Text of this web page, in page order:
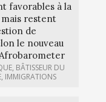
favorables à la
restent
de
le nouveau
, BÂTISSEUR DU
, IMMIGRATIONS